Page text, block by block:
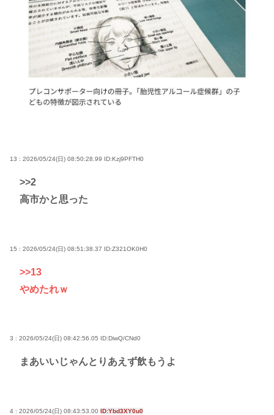
13 : 2026/05/24(日) 08:50:28.99 ID:Kzj9PFTH0
>>2
高市かと思った
15 : 2026/05/24(日) 08:51:38.37 ID:Z321OK0H0
>>13
やめたれｗ
3 : 2026/05/24(日) 08:42:56.05 ID:DiwQ/CNd0
まあいいじゃんとりあえず飲もうよ
4 : 2026/05/24(日) 08:43:53.00 ID:Ybd3XY0u0